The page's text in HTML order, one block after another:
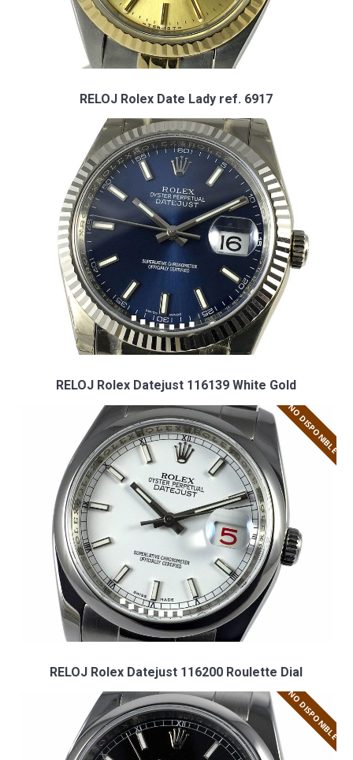
RELOJ Rolex Date Lady ref. 6917
RELOJ Rolex Datejust 116139 White Gold
NO DISPONIBLE
RELOJ Rolex Datejust 116200 Roulette Dial
NO DISPONIBLE